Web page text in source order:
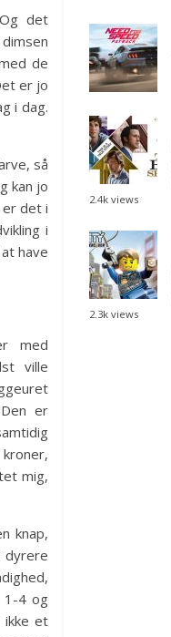
det
de
er jo
i dag.
så
kan jo
det i
i
have
med
ville
er
mig,
knap,
dyrere
1-4 og
ikke et
2.4k views
2.3k views